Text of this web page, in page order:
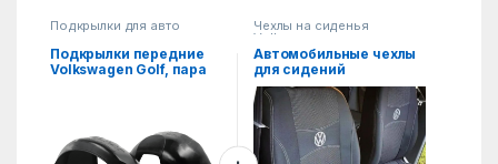
Подкрылки для авто
Подкрылки передние
Volkswagen Golf, пара
Чехлы на сиденья
Volkswagen
Автомобильные чехлы
для сидений
Volkswagen Bora